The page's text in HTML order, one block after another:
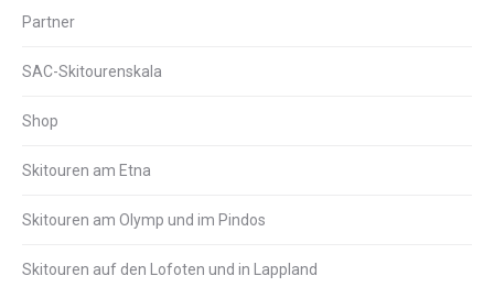
Partner
SAC-Skitourenskala
Shop
Skitouren am Etna
Skitouren am Olymp und im Pindos
Skitouren auf den Lofoten und in Lappland